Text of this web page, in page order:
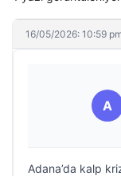
16/05/2026: 10:59
A
Adana’da kalp